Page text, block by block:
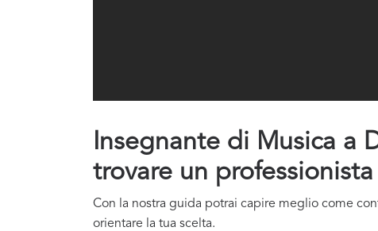
Insegnante di Musica a
trovare un
Con la nostra guida potrai capire meglio come
orientare la tua scelta.